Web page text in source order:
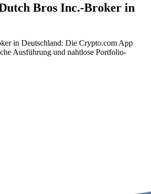
Bros Inc.-Broker in
in Deutschland: Die Crypto.com App
Ausführung und nahtlose Portfolio-